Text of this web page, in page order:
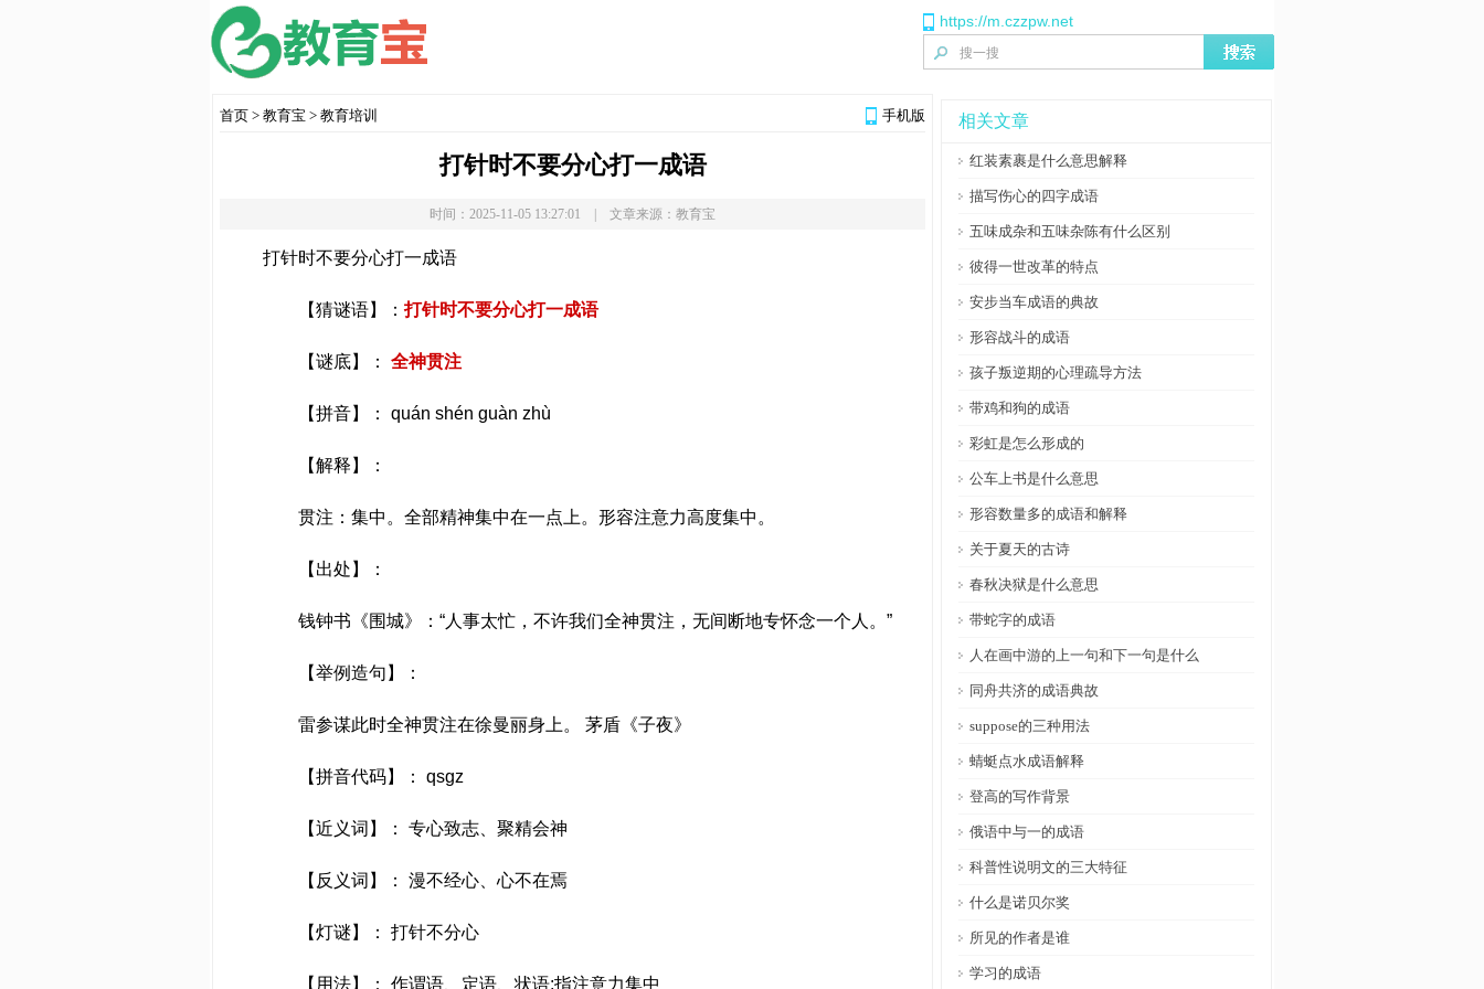
https://m.czzpw.net
手机版
首页 > 教育宝 > 教育培训
打针时不要分心打一成语
时间：2025-11-05 13:27:01 | 文章来源：教育宝
打针时不要分心打一成语
【猜谜语】：打针时不要分心打一成语
【谜底】： 全神贯注
【拼音】： quán shén guàn zhù
【解释】：
贯注：集中。全部精神集中在一点上。形容注意力高度集中。
【出处】：
钱钟书《围城》：“人事太忙，不许我们全神贯注，无间断地专怀念一个人。”
【举例造句】：
雷参谋此时全神贯注在徐曼丽身上。 茅盾《子夜》
【拼音代码】： qsgz
【近义词】： 专心致志、聚精会神
【反义词】： 漫不经心、心不在焉
【灯谜】： 打针不分心
【用法】： 作谓语、定语、状语;指注意力集中
相关文章
红装素裹是什么意思解释
描写伤心的四字成语
五味成杂和五味杂陈有什么区别
彼得一世改革的特点
安步当车成语的典故
形容战斗的成语
孩子叛逆期的心理疏导方法
带鸡和狗的成语
彩虹是怎么形成的
公车上书是什么意思
形容数量多的成语和解释
关于夏天的古诗
春秋决狱是什么意思
带蛇字的成语
人在画中游的上一句和下一句是什么
同舟共济的成语典故
suppose的三种用法
蜻蜓点水成语解释
登高的写作背景
俄语中与一的成语
科普性说明文的三大特征
什么是诺贝尔奖
所见的作者是谁
学习的成语